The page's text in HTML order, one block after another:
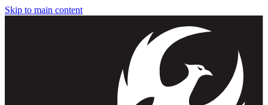
Skip to main content